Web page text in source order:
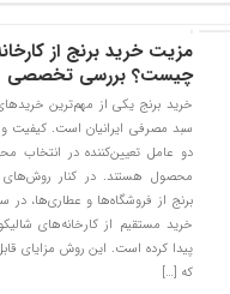
مزیت خرید برنج از
چیست؟ بررسی تخصصی
خرید برنج یکی از مهم‌ترین
سبد مصرفی ایرانیان است. کیفیت
دو عامل تعیین‌کننده در انتخاب
محصول هستند. در کنار
برنج از فروشگاه‌ها و عطاری‌ها، در
خرید مستقیم از کارخانه‌های
پیدا کرده است. این روش مزایای
که […]